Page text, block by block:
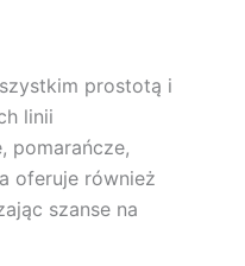
prostotą i
linii
pomarańcze,
oferuje również
szanse na